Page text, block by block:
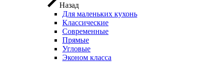
Назад
Для маленьких кухонь
Классические
Современные
Прямые
Угловые
Эконом класса